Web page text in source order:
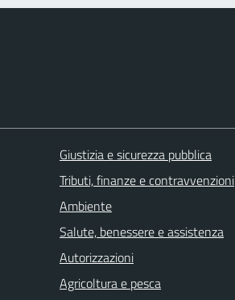
Giustizia e sicurezza pubblica
Tributi, finanze e contravvenzioni
Ambiente
Salute, benessere e assistenza
Autorizzazioni
Agricoltura e pesca